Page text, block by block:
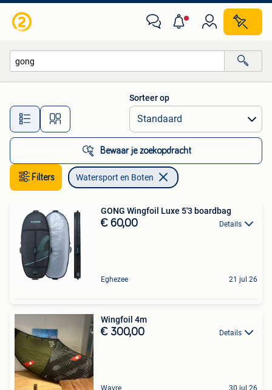
Alle afstanden…
Sorteer op
Bewaar je zoekopdracht
Filters Watersport en Boten
GONG Wingfoil Luxe 5'3 boardbag
€ 60,00 Details
Eghezee 21 jul 26
Wingfoil 4m
€ 300,00 Details
Wavre 30 jul 26